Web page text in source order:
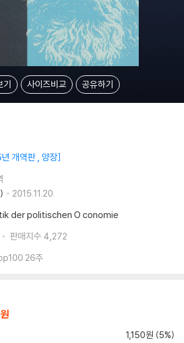
기 사이즈비교 공유하기
개역판 , 양장
2015.11.20.
der politischen O conomie
판매지수 4,272
26주
1,150원 (5%)